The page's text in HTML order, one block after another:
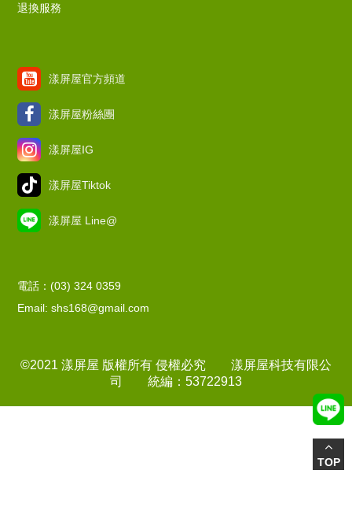
退換服務
漾屏屋官方頻道
漾屏屋粉絲團
漾屏屋IG
漾屏屋Tiktok
漾屏屋 Line@
電話：(03) 324 0359
Email: shs168@gmail.com
©2021 漾屏屋 版權所有 侵權必究 漾屏屋科技有限公
司 統編：53722913
TOP